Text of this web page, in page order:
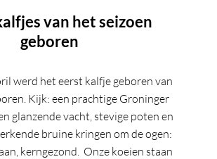
van het seizoen
geboren
werd het eerst kalfje geboren van
Kijk: een prachtige Groninger
glanzende vacht, stevige poten en
bruine kringen om de ogen:
kerngezond. Onze koeien staan